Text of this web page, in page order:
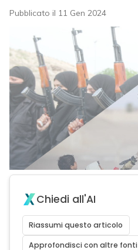
Pubblicato il 11 Gen 2024
Chiedi all'AI
Riassumi questo articolo
Approfondisci con altre fonti